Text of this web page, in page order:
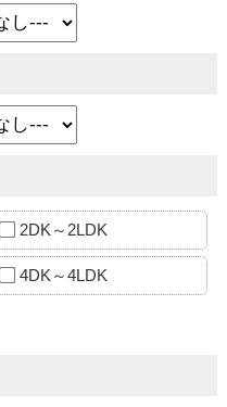
2DK～2LDK
4DK～4LDK